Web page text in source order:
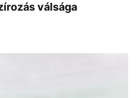
válsága